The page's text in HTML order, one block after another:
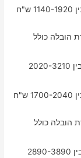
עם חברת הובלה כולל
טווח המחירים להובלת דירת 4 חדרים ברינתיה – בין 2020-3210
עם חברת הובלה כולל
טווח המחירים להובלת דירת 5 חדרים ברינתיה – בין 2890-3890